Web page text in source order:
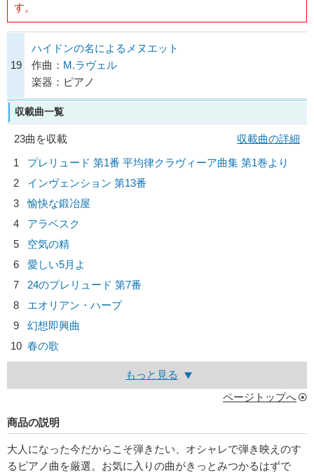
す。
19
ハイドンの名によるメヌエット
作曲： M.ラヴェル
楽器：ピアノ
収載曲一覧
23曲を収載
収載曲の詳細
1
プレリュード 第1番 平均律クラヴィーア曲集 第1巻より
2
インヴェンション 第13番
3
愉快な鍛冶屋
4
アラベスク
5
空気の精
6
愛しい5月よ
7
24のプレリュード 第7番
8
エオリアン・ハープ
9
幻想即興曲
10 春の歌
もっと見る
ページトップへ
商品の説明
大人になった今だからこそ弾きたい、オシャレで弾き映えのす
るピアノ曲を厳選。お気に入りの曲がきっとみつかるはずで